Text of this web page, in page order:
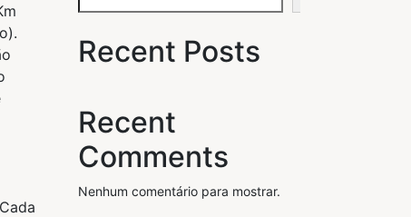
Recent Posts
Recent
Comments
Nenhum comentário para mostrar.